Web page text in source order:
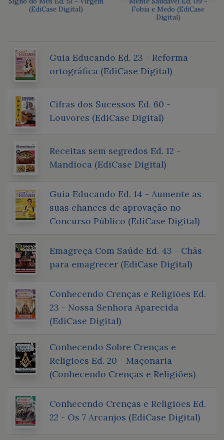
(EdiCase Digital)
Fobia e Medo (EdiCase
Digital)
Guia Educando Ed. 23 - Reforma
ortográfica (EdiCase Digital)
Cifras dos Sucessos Ed. 60 -
Louvores (EdiCase Digital)
Receitas sem segredos Ed. 12 -
Mandioca (EdiCase Digital)
Guia Educando Ed. 14 - Aumente as
suas chances de aprovação no
Concurso Público (EdiCase Digital)
Emagreça Com Saúde Ed. 43 - Chás
para emagrecer (EdiCase Digital)
Conhecendo Crenças e Religiões Ed.
23 - Nossa Senhora Aparecida
(EdiCase Digital)
Conhecendo Sobre Crenças e
Religiões Ed. 20 - Maçonaria
(Conhecendo Crenças e Religiões)
Conhecendo Crenças e Religiões Ed.
22 - Os 7 Arcanjos (EdiCase Digital)